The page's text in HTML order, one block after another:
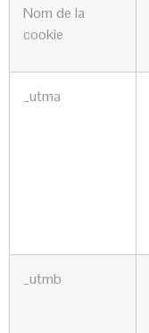
Nom de la
cookie
_utma
_utmb